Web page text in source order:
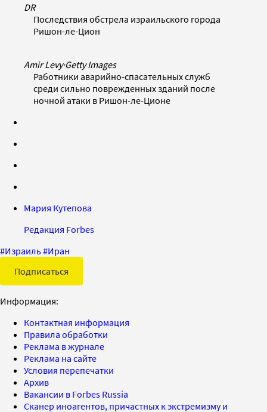
DR
Последствия обстрела израильского города
Ришон-ле-Цион
Amir Levy·Getty Images
Работники аварийно-спасательных служб
среди сильно поврежденных зданий после
ночной атаки в Ришон-ле-Ционе
Мария Кутепова
Редакция Forbes
#Израиль#Иран
Подписаться
Информация:
Контактная информация
Правила обработки
Реклама в журнале
Реклама на сайте
Условия перепечатки
Архив
Вакансии в Forbes Russia
Сканер иноагентов, причастных к экстремизму и